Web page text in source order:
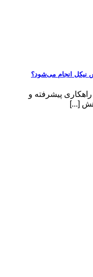
پیشرفته و
[...]